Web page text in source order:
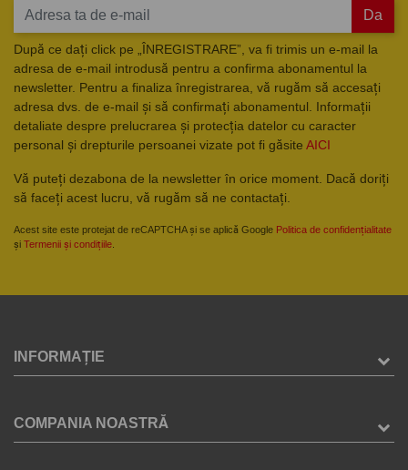
Da
După ce dați click pe „ÎNREGISTRARE”, va fi trimis un e-mail la
adresa de e-mail introdusă pentru a confirma abonamentul la
newsletter. Pentru a finaliza înregistrarea, vă rugăm să accesați
adresa dvs. de e-mail și să confirmați abonamentul. Informații
detaliate despre prelucrarea și protecția datelor cu caracter
personal și drepturile persoanei vizate pot fi găsite AICI
Vă puteți dezabona de la newsletter în orice moment. Dacă doriți
să faceți acest lucru, vă rugăm să ne contactați.
Acest site este protejat de reCAPTCHA și se aplică Google Politica de confidențialitate
și Termenii și condițiile
INFORMAȚIE
COMPANIA NOASTRĂ